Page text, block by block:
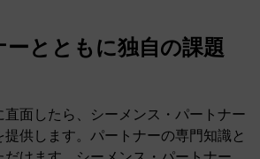
ーとともに独自の課題
直面したら、シーメンス・パートナー
供します。パートナーの専門知識と